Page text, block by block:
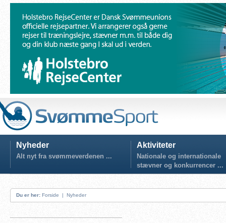
Nyheder
Alt nyt fra svømmeverdenen ...
Aktiviteter
Nationale og internationale
stævner og konkurrencer ...
Du er her: Forside | Nyheder